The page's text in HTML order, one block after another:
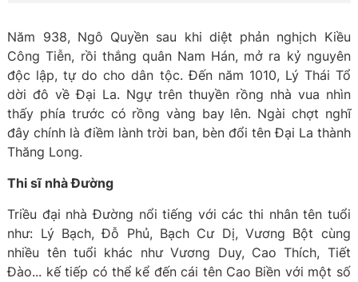
Năm 938, Ngô Quyền sau khi diệt phản nghịch Kiều
Công Tiễn, rồi thắng quân Nam Hán, mở ra kỷ nguyên
độc lập, tự do cho dân tộc. Đến năm 1010, Lý Thái Tổ
dời đô về Đại La. Ngự trên thuyền rồng nhà vua nhìn
thấy phía trước có rồng vàng bay lên. Ngài chợt nghĩ
đây chính là điềm lành trời ban, bèn đổi tên Đại La thành
Thăng Long.
Thi sĩ nhà Đường
Triều đại nhà Đường nổi tiếng với các thi nhân tên tuổi
như: Lý Bạch, Đỗ Phủ, Bạch Cư Dị, Vương Bột cùng
nhiều tên tuổi khác như Vương Duy, Cao Thích, Tiết
Đào... kế tiếp có thể kể đến cái tên Cao Biền với một số